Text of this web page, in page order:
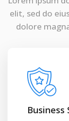
elit, sed do
dolore
Business